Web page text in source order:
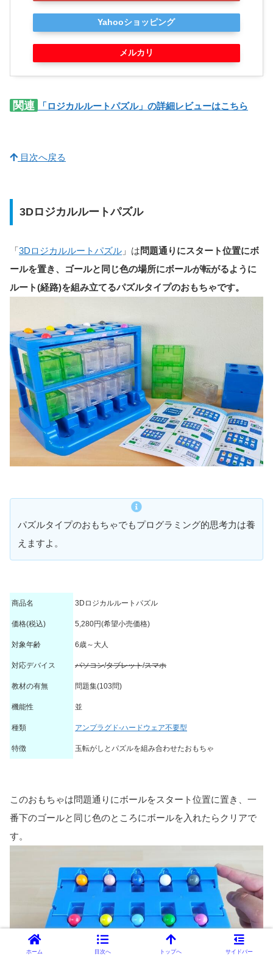
Yahooショッピング
メルカリ
関連 「ロジカルルートパズル」の詳細レビューはこちら
目次へ戻る
3Dロジカルルートパズル
「3Dロジカルルートパズル 」は問題通りにスタート位置にボ
ールを置き、ゴールと同じ色の場所にボールが転がるように
ルート(経路)を組み立てるパズルタイプのおもちゃです。
パズルタイプのおもちゃでもプログラミング的思考力は養
えますよ。
商品名 3Dロジカルルートパズル
価格(税込) 5,280円(希望小売価格)
対象年齢 6歳～大人
対応デバイス パソコン/タブレット/スマホ
教材の有無 問題集(103問)
機能性 並
種類 アンプラグド-ハードウェア不要型
特徴 玉転がしとパズルを組み合わせたおもちゃ
このおもちゃは問題通りにボールをスタート位置に置き、一
番下のゴールと同じ色のところにボールを入れたらクリアで
す。
ホーム 目次へ トップへ サイドバー